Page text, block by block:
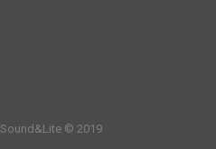
Sound&Lite © 2019